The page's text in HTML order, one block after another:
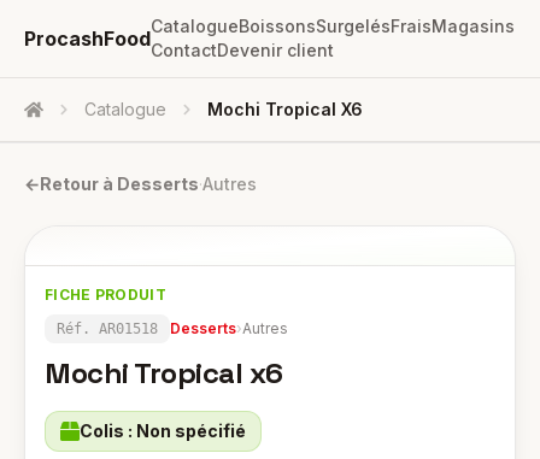
ProcashFood
CatalogueBoissonsSurgelésFraisMagasins
ContactDevenir client
Accueil Catalogue Mochi Tropical X6
←Retour à Desserts·Autres
FICHE PRODUIT
Réf. AR01518 Desserts›Autres
Mochi Tropical x6
Colis : Non spécifié